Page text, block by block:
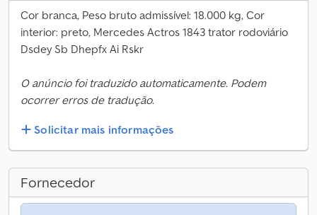
Cor branca, Peso bruto admissível: 18.000 kg, Cor
interior: preto, Mercedes Actros 1843 trator rodoviário
Dsdey Sb Dhepfx Ai Rskr
O anúncio foi traduzido automaticamente. Podem
ocorrer erros de tradução.
Solicitar mais informações
Fornecedor